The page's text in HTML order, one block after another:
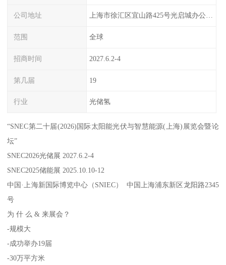
公司地址 上海市徐汇区宜山路425号光启城办公楼905-907室
范围 全球
招商时间 2027.6.2-4
第几届 19
行业 光储氢
“SNEC第二十届(2026)国际太阳能光伏与智慧能源(上海)展览会暨论
坛”
SNEC2026光储展 2027.6.2-4
SNEC2025储能展 2025.10.10-12
中国·上海新国际博览中心（SNIEC） 中国上海浦东新区龙阳路2345
号
为 什 么 & 来展会？
-规模大
-成功举办19届
-30万平方米